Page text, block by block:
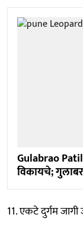
Gulabrao
विकायचे;
11. एकटे दुर्गम